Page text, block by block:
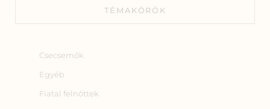
TÉMAKÖRÖK
Csecsemők
Egyéb
Fiatal felnőttek